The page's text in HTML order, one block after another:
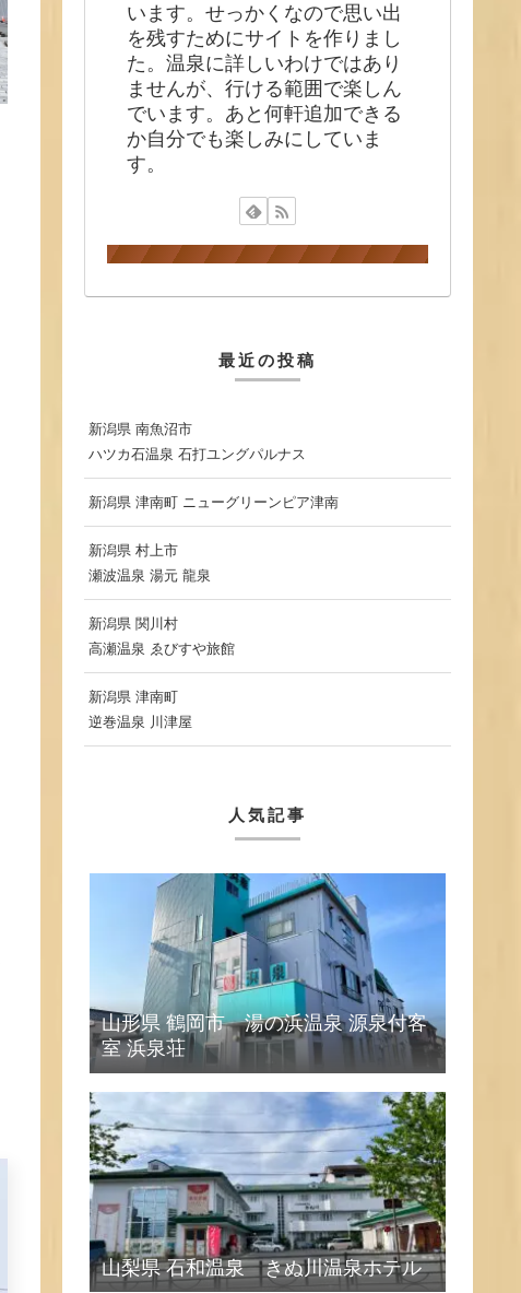
います。せっかくなので思い出
を残すためにサイトを作りまし
た。温泉に詳しいわけではあり
ませんが、行ける範囲で楽しん
でいます。あと何軒追加できる
か自分でも楽しみにしていま
す。
最近の投稿
新潟県 南魚沼市
ハツカ石温泉 石打ユングパルナス
新潟県 津南町 ニューグリーンピア津南
新潟県 村上市
瀬波温泉 湯元 龍泉
新潟県 関川村
高瀬温泉 ゑびすや旅館
新潟県 津南町
逆巻温泉 川津屋
人気記事
山形県 鶴岡市 湯の浜温泉 源泉付客
室 浜泉荘
山梨県 石和温泉 きぬ川温泉ホテル